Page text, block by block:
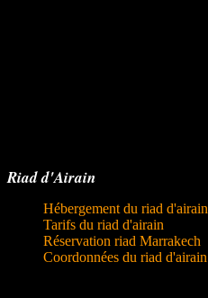
Riad d'Airain
Hébergement du riad d'airain
Tarifs du riad d'airain
Réservation riad Marrakech
Coordonnées du riad d'airain